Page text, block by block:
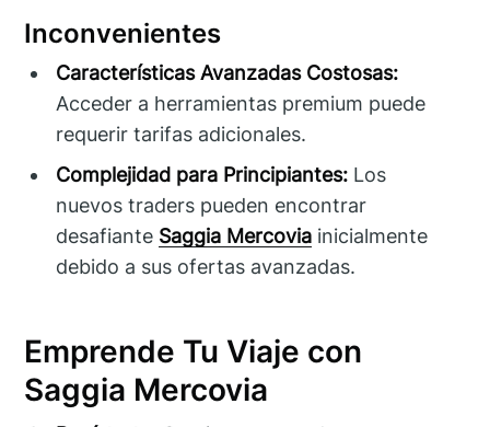
Inconvenientes
Características Avanzadas Costosas:
Acceder a herramientas premium puede
requerir tarifas adicionales.
Complejidad para Principiantes: Los
nuevos traders pueden encontrar
desafiante Saggia Mercovia inicialmente
debido a sus ofertas avanzadas.
Emprende Tu Viaje con
Saggia Mercovia